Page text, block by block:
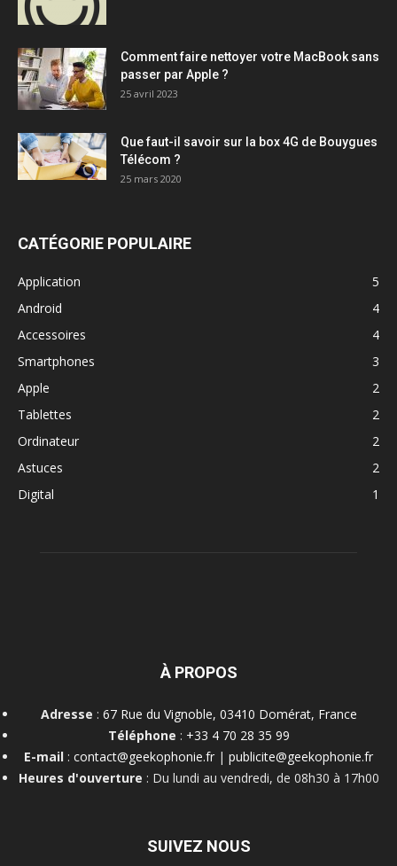
Comment faire nettoyer votre MacBook sans
passer par Apple ?
25 avril 2023
Que faut-il savoir sur la box 4G de Bouygues
Télécom ?
25 mars 2020
CATÉGORIE POPULAIRE
Application
5
Android
4
Accessoires
4
Smartphones
3
Apple
2
Tablettes
2
Ordinateur
2
Astuces
2
Digital
1
À PROPOS
Adresse : 67 Rue du Vignoble, 03410 Domérat, France
Téléphone : +33 4 70 28 35 99
E-mail : contact@geekophonie.fr | publicite@geekophonie.fr
Heures d'ouverture : Du lundi au vendredi, de 08h30 à 17h00
SUIVEZ NOUS